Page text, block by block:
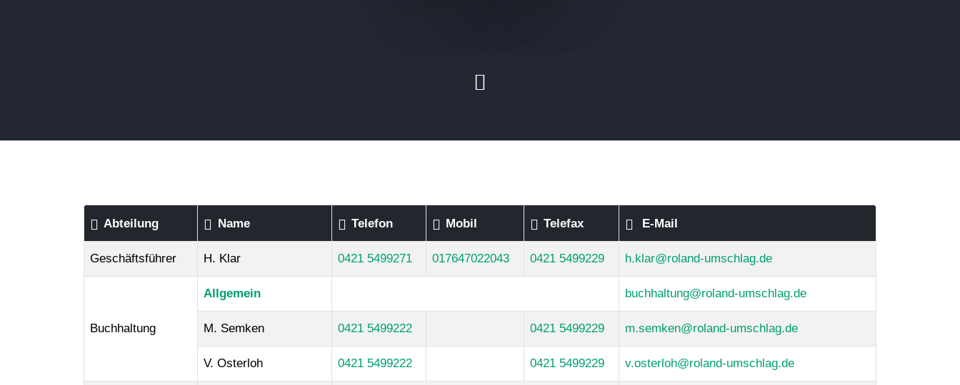
Abteilung Name Telefon Mobil Telefax E-Mail
Geschäftsführer H. Klar 0421 5499271 017647022043 0421 5499229 h.klar@roland-umschlag.de
Buchhaltung
Allgemein buchhaltung@roland-umschlag.de
M. Semken 0421 5499222 0421 5499229 m.semken@roland-umschlag.de
V. Osterloh 0421 5499222 0421 5499229 v.osterloh@roland-umschlag.de